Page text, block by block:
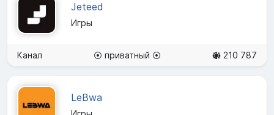
Jeteed
Игры
Канал ⦿ приватный ⦿ 210 787
LeBwa